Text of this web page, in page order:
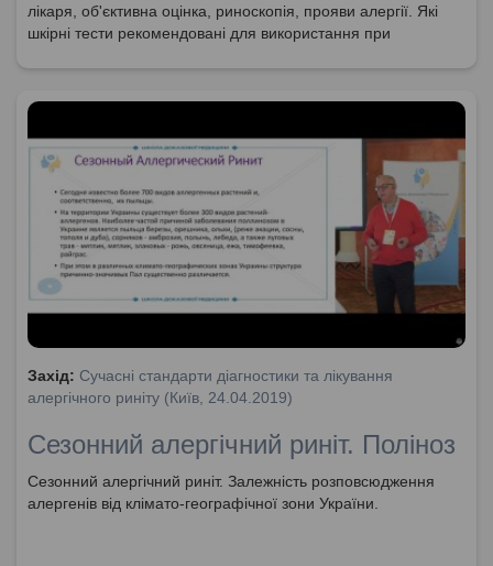
лікаря, об'єктивна оцінка, риноскопія, прояви алергії. Які
шкірні тести рекомендовані для використання при
Захід: Сучасні стандарти діагностики та лікування
алергічного риніту (Київ, 24.04.2019)
Сезонний алергічний риніт. Поліноз
Сезонний алергічний риніт. Залежність розповсюдження
алергенів від клімато-географічної зони України.